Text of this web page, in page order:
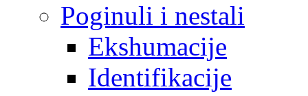
Poginuli i nestali
Ekshumacije
Identifikacije